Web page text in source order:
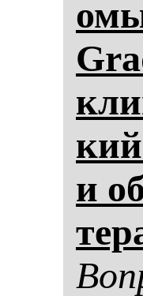
и